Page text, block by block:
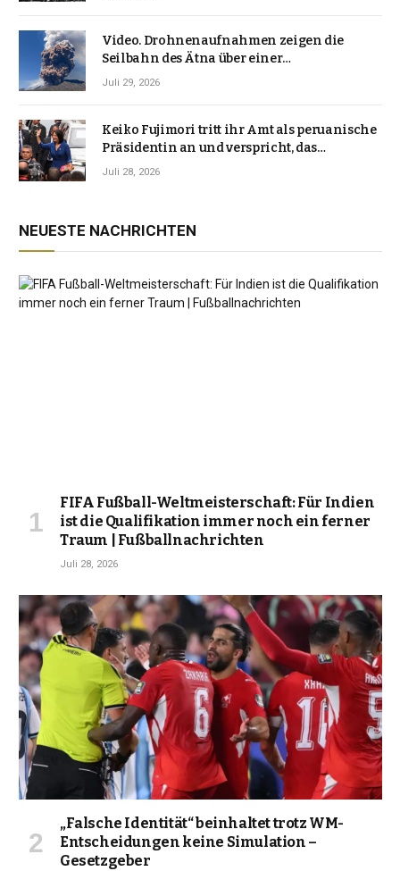
Video. Drohnenaufnahmen zeigen die
Seilbahn des Ätna über einer
Vulkanlandschaft
Juli 29, 2026
Keiko Fujimori tritt ihr Amt als peruanische
Präsidentin an und verspricht, das
Jahrzehnt der Instabilität zu beenden
Juli 28, 2026
NEUESTE NACHRICHTEN
FIFA Fußball-Weltmeisterschaft: Für Indien
ist die Qualifikation immer noch ein ferner
Traum | Fußballnachrichten
Juli 28, 2026
„Falsche Identität“ beinhaltet trotz WM-
Entscheidungen keine Simulation –
Gesetzgeber